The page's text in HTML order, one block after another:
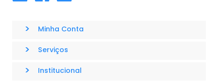
> Minha Conta
> Serviços
> Institucional